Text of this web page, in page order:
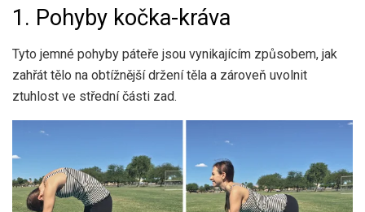
1. Pohyby kočka-kráva
Tyto jemné pohyby páteře jsou vynikajícím způsobem, jak
zahřát tělo na obtížnější držení těla a zároveň uvolnit
ztuhlost ve střední části zad.